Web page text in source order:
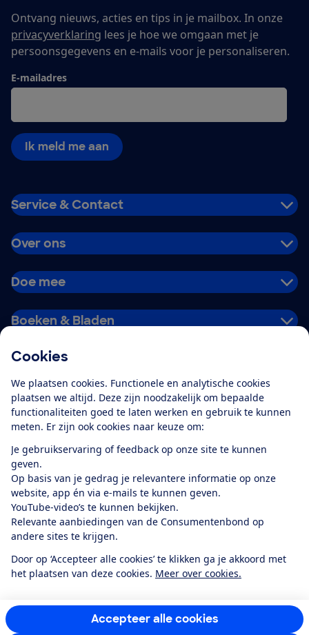
Cookies
We plaatsen cookies. Functionele en analytische cookies
plaatsen we altijd. Deze zijn noodzakelijk om bepaalde
functionaliteiten goed te laten werken en gebruik te kunnen
meten. Er zijn ook cookies naar keuze om:
Je gebruikservaring of feedback op onze site te kunnen
geven.
Op basis van je gedrag je relevantere informatie op onze
website, app én via e-mails te kunnen geven.
YouTube-video’s te kunnen bekijken.
Relevante aanbiedingen van de Consumentenbond op
andere sites te krijgen.
Door op ‘Accepteer alle cookies’ te klikken ga je akkoord met
het plaatsen van deze cookies. Meer over cookies.
Accepteer alle cookies
Ontvang nieuws, acties en tips in je mailbox. In onze
privacyverklaring lees je hoe we omgaan met je
persoonsgegevens en e-mails voor je personaliseren.
E-mailadres
Ik meld me aan
Service & Contact
Over ons
Doe mee
Boeken & Bladen
Alles over de
app
Algemene Voorwaarden
Privacyverklaring
Cookiebeleid
Privacyvoorkeuren
Toegankelijkheid
RSS-feed nieuws
Facebook
TwitterInstagram
YoutubeLinkedIn
12.901consumentenbeoordelen de Consumentenbondmet gemiddeld